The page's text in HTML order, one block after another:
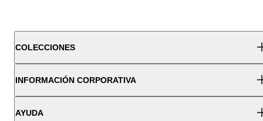
COLECCIONES
INFORMACIÓN CORPORATIVA
AYUDA